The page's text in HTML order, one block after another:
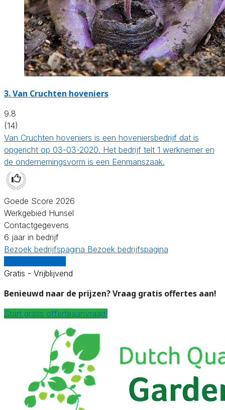
3.Van Cruchten hoveniers
9.8
(14)
Van Cruchten hoveniers is een hoveniersbedrijf dat is
opgericht op 03-03-2020. Het bedrijf telt 1 werknemer en
de ondernemingsvorm is een Eenmanszaak.
Goede Score 2026
Werkgebied Hunsel
Contactgegevens
6 jaar in bedrijf
Bezoek bedrijfspagina Bezoek bedrijfspagina
Gratis - Vrijblijvend
Benieuwd naar de prijzen? Vraag gratis offertes aan!
Start gratis offerteaanvraag!